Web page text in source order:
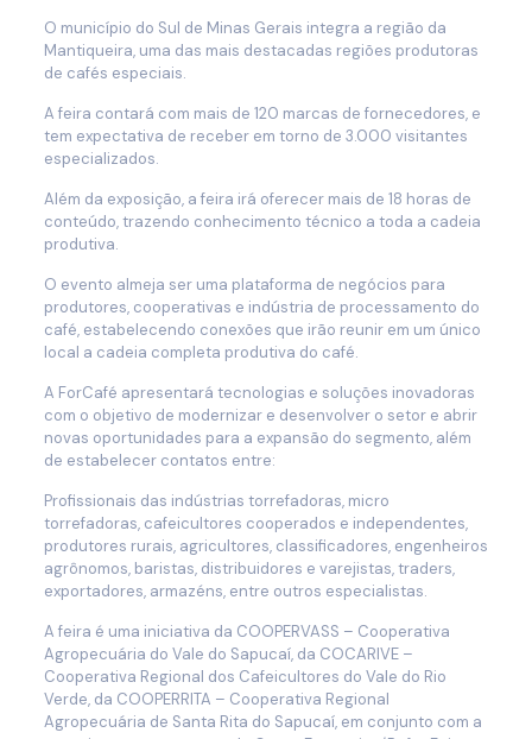
O município do Sul de Minas Gerais integra a região da
Mantiqueira, uma das mais destacadas regiões produtoras
de cafés especiais.
A feira contará com mais de 120 marcas de fornecedores, e
tem expectativa de receber em torno de 3.000 visitantes
especializados.
Além da exposição, a feira irá oferecer mais de 18 horas de
conteúdo, trazendo conhecimento técnico a toda a cadeia
produtiva.
O evento almeja ser uma plataforma de negócios para
produtores, cooperativas e indústria de processamento do
café, estabelecendo conexões que irão reunir em um único
local a cadeia completa produtiva do café.
A ForCafé apresentará tecnologias e soluções inovadoras
com o objetivo de modernizar e desenvolver o setor e abrir
novas oportunidades para a expansão do segmento, além
de estabelecer contatos entre:
Profissionais das indústrias torrefadoras, micro
torrefadoras, cafeicultores cooperados e independentes,
produtores rurais, agricultores, classificadores, engenheiros
agrônomos, baristas, distribuidores e varejistas, traders,
exportadores, armazéns, entre outros especialistas.
A feira é uma iniciativa da COOPERVASS – Cooperativa
Agropecuária do Vale do Sapucaí, da COCARIVE –
Cooperativa Regional dos Cafeicultores do Vale do Rio
Verde, da COOPERRITA – Cooperativa Regional
Agropecuária de Santa Rita do Sapucaí, em conjunto com a